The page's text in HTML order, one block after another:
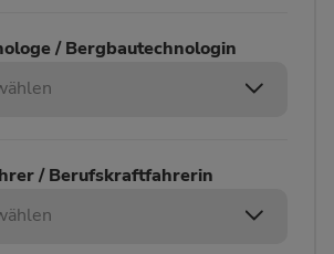
/ Bergbautechnologin
/ Berufskraftfahrerin